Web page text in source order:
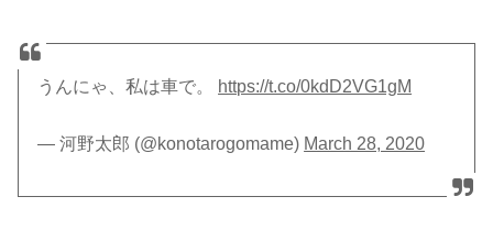
うんにゃ、私は車で。 https://t.co/0kdD2VG1gM
— 河野太郎 (@konotarogomame) March 28, 2020